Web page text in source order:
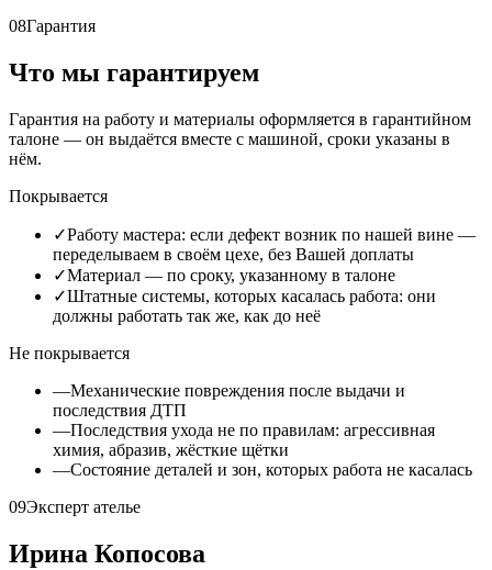
08Гарантия
Что мы гарантируем
Гарантия на работу и материалы оформляется в гарантийном
талоне — он выдаётся вместе с машиной, сроки указаны в
нём.
Покрывается
✓Работу мастера: если дефект возник по нашей вине —
переделываем в своём цехе, без Вашей доплаты
✓Материал — по сроку, указанному в талоне
✓Штатные системы, которых касалась работа: они
должны работать так же, как до неё
Не покрывается
—Механические повреждения после выдачи и
последствия ДТП
—Последствия ухода не по правилам: агрессивная
химия, абразив, жёсткие щётки
—Состояние деталей и зон, которых работа не касалась
09Эксперт ателье
Ирина Копосова